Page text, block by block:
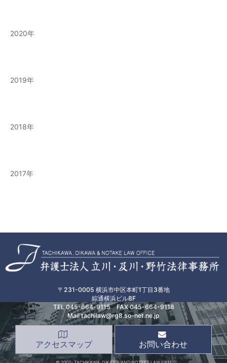
2020
2019
2018
2017
〒231-0005 横浜市中区本町1丁目3番地
綜通横浜ビル8F
TEL045-664-9115FAX 045-664-9118
Mail tachilaw@rg8.so-net.ne.jp
アクセスマップ お問い合わせ